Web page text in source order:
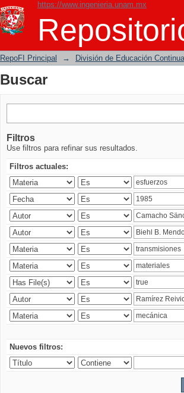
https://www.ingenieria.unam.mx
Buscar
RepoFI Principal → División de Educación
Buscar
Filtros
Use filtros para refinar sus resultados.
Filtros actuales:
Nuevos filtros: